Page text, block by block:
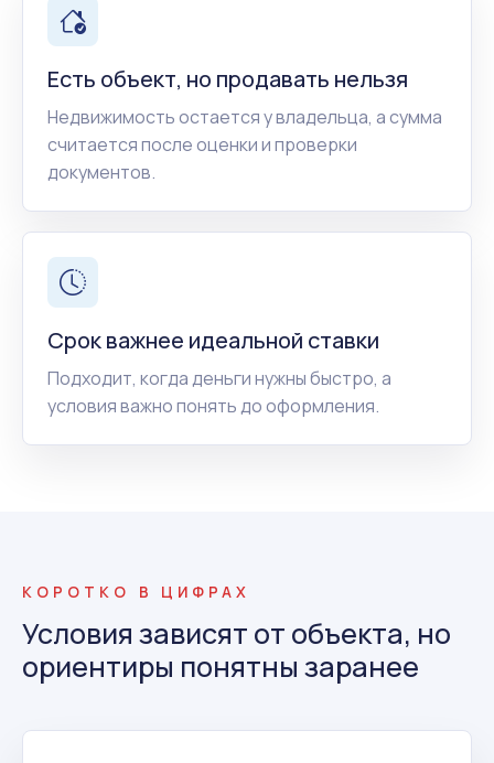
Есть объект, но продавать нельзя
Недвижимость остается у владельца, а сумма
считается после оценки и проверки
документов.
Срок важнее идеальной ставки
Подходит, когда деньги нужны быстро, а
условия важно понять до оформления.
КОРОТКО В ЦИФРАХ
Условия зависят от объекта, но
ориентиры понятны заранее